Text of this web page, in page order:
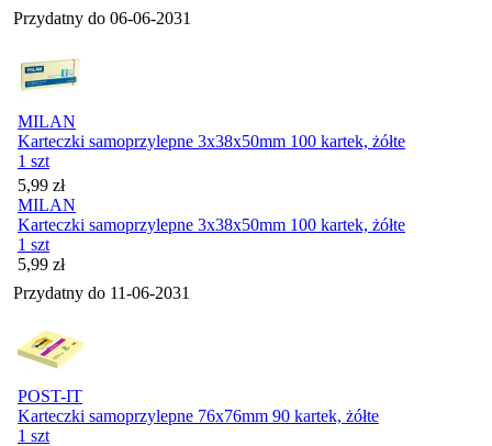
Przydatny do 06-06-2031
MILAN
Karteczki samoprzylepne 3x38x50mm 100 kartek, żółte
1 szt
Cena
5,99 zł
MILAN
Karteczki samoprzylepne 3x38x50mm 100 kartek, żółte
1 szt
Cena
5,99 zł
Przydatny do 11-06-2031
POST-IT
Karteczki samoprzylepne 76x76mm 90 kartek, żółte
1 szt